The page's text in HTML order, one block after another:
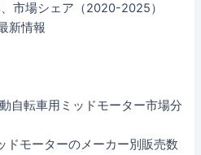
市場シェア（2020-2025）
新情報
自転車用ミッドモーター市場分
ドモーターのメーカー別販売数